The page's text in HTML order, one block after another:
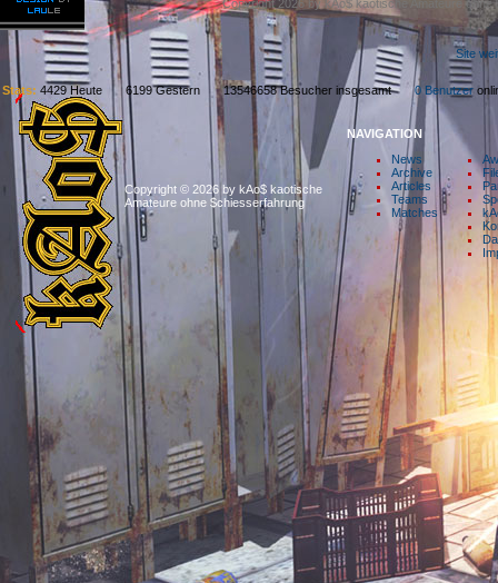
Copyright 2026 by kAo$ kaotische Amateure
Site
Stats: 4429 Heute 6199 Gestern 13546658 Besucher insgesamt0 Benutzer
Copyright © 2026 by kAo$ kaotische
Amateure ohne $chiesserfahrung
NAVIGATION
News
Archive
Articles
Teams
Matches